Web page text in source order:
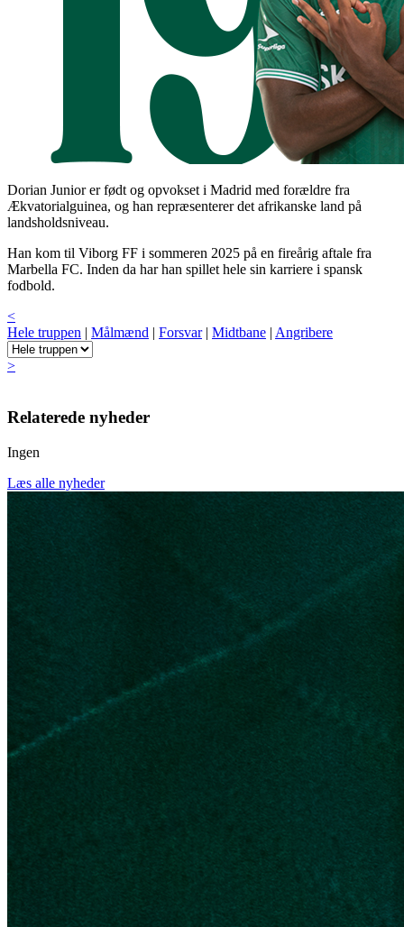
Dorian Junior er født og opvokset i Madrid med forældre fra
Ækvatorialguinea, og han repræsenterer det afrikanske land på
landsholdsniveau.
Han kom til Viborg FF i sommeren 2025 på en fireårig aftale fra
Marbella FC. Inden da har han spillet hele sin karriere i spansk
fodbold.
<
Hele truppen | Målmænd | Forsvar| Midtbane | Angribere
>
Relaterede nyheder
Ingen
Læs alle nyheder